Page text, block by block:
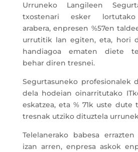
Urruneko Langileen
txostenari esker lortutako
arabera, enpresen %57en
urrutitik lan egiten, eta, hori
handiagoa ematen diete
behar diren tresnei.
Segurtasuneko profesionalek
dela hodeian oinarritutako
eskatzea, eta % 71k uste
tresnak utziko dituztela
Telelanerako babesa
izan arren, enpresa askok